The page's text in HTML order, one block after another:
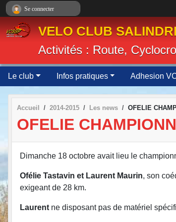
VELO CLUB
Activités : Route,
Le club Infos pratiques Adhesion
Accueil 2014-2015 Les news OFELIE
OFELIE
Dimanche 18 octobre avait lieu le
Ofélie Tastavin et Laurent Maurin, son
exigeant de 28 km.
Laurent ne disposant pas de matériel
Se connecter
Panneau de gestion des cookies